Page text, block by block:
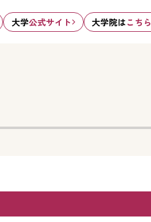
大学公式サイト 大学院はこちら